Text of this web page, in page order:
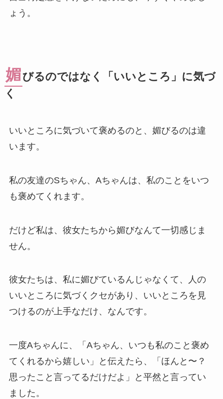
ょう。
媚びるのではなく「いいところ」に気づ
く
いいところに気づいて褒めるのと、媚びるのは違
います。
私の友達のSちゃん、Aちゃんは、私のことをいつ
も褒めてくれます。
だけど私は、彼女たちから媚びなんて一切感じま
せん。
彼女たちは、私に媚びているんじゃなくて、人の
いいところに気づくクセがあり、いいところを見
つけるのが上手なだけ、なんです。
一度Aちゃんに、「Aちゃん、いつも私のこと褒め
てくれるから嬉しい」と伝えたら、「ほんと〜？
思ったこと言ってるだけだよ」と平然と言ってい
ました。